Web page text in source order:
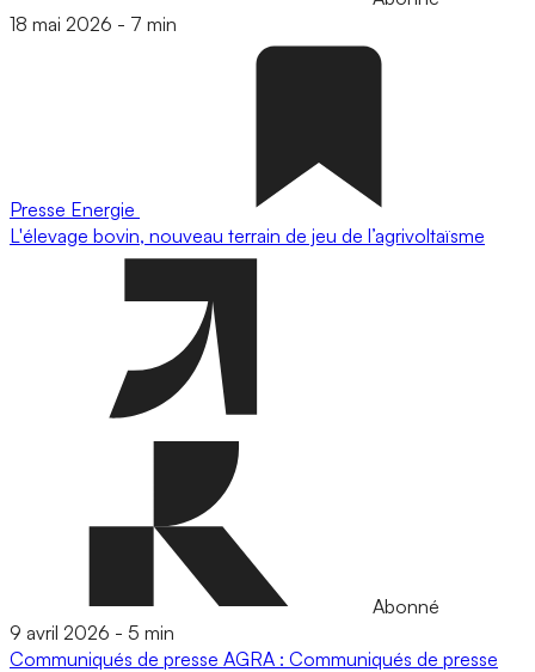
18 mai 2026 - 7 min
Presse Energie
L'élevage bovin, nouveau terrain de jeu de l’agrivoltaïsme
Abonné
9 avril 2026 - 5 min
Communiqués de presse AGRA : Communiqués de presse